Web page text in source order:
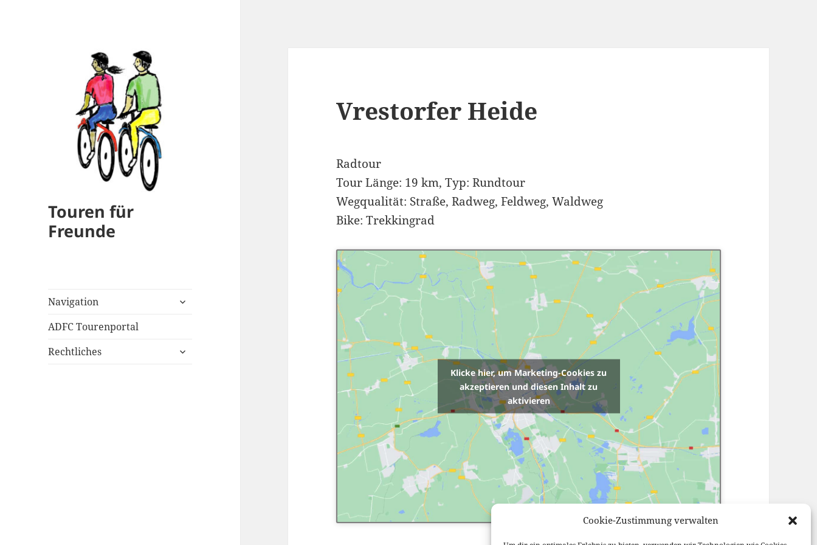
Cookie-Zustimmung verwalten
Touren für
Freunde
Navigation
untermenü
ADFC Tourenportal
Rechtliches
untermenü
Vrestorfer Heide
Radtour
Tour Länge: 19 km, Typ: Rundtour
Wegqualität: Straße, Radweg, Feldweg, Waldweg
Bike: Trekkingrad
Klicke hier, um Marketing-Cookies zu
akzeptieren und diesen Inhalt zu
aktivieren